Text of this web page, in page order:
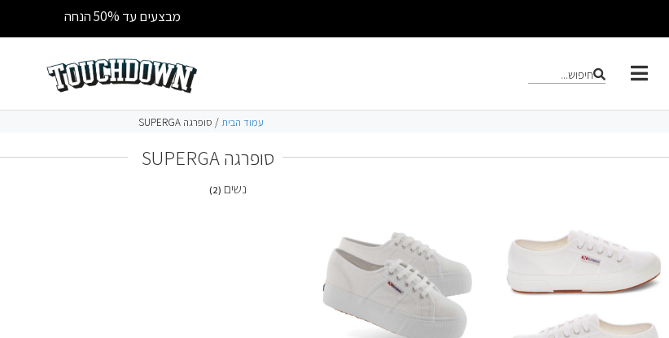
מבצעים עד 50% הנחה
חיפוש...
עמוד הבית/ סופרגה SUPERGA
סופרגה SUPERGA
נשים (2)